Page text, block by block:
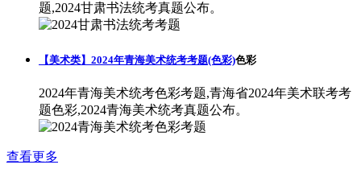
题,2024甘肃书法统考真题公布。
【美术类】2024年青海美术统考考题(色彩)色彩
2024年青海美术统考色彩考题,青海省2024年美术联考考
题色彩,2024青海美术统考真题公布。
查看更多